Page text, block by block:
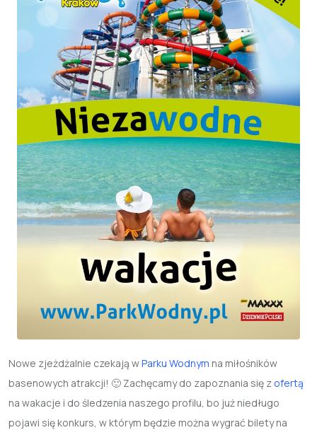
Nowe zjeżdżalnie czekają wParku Wodnym na miłośników
basenowych atrakcji! 🙂 Zachęcamy do zapoznania się z ofertą
na wakacje i do śledzenia naszego profilu, bo już niedługo
pojawi się konkurs, w którym będzie można wygrać bilety na